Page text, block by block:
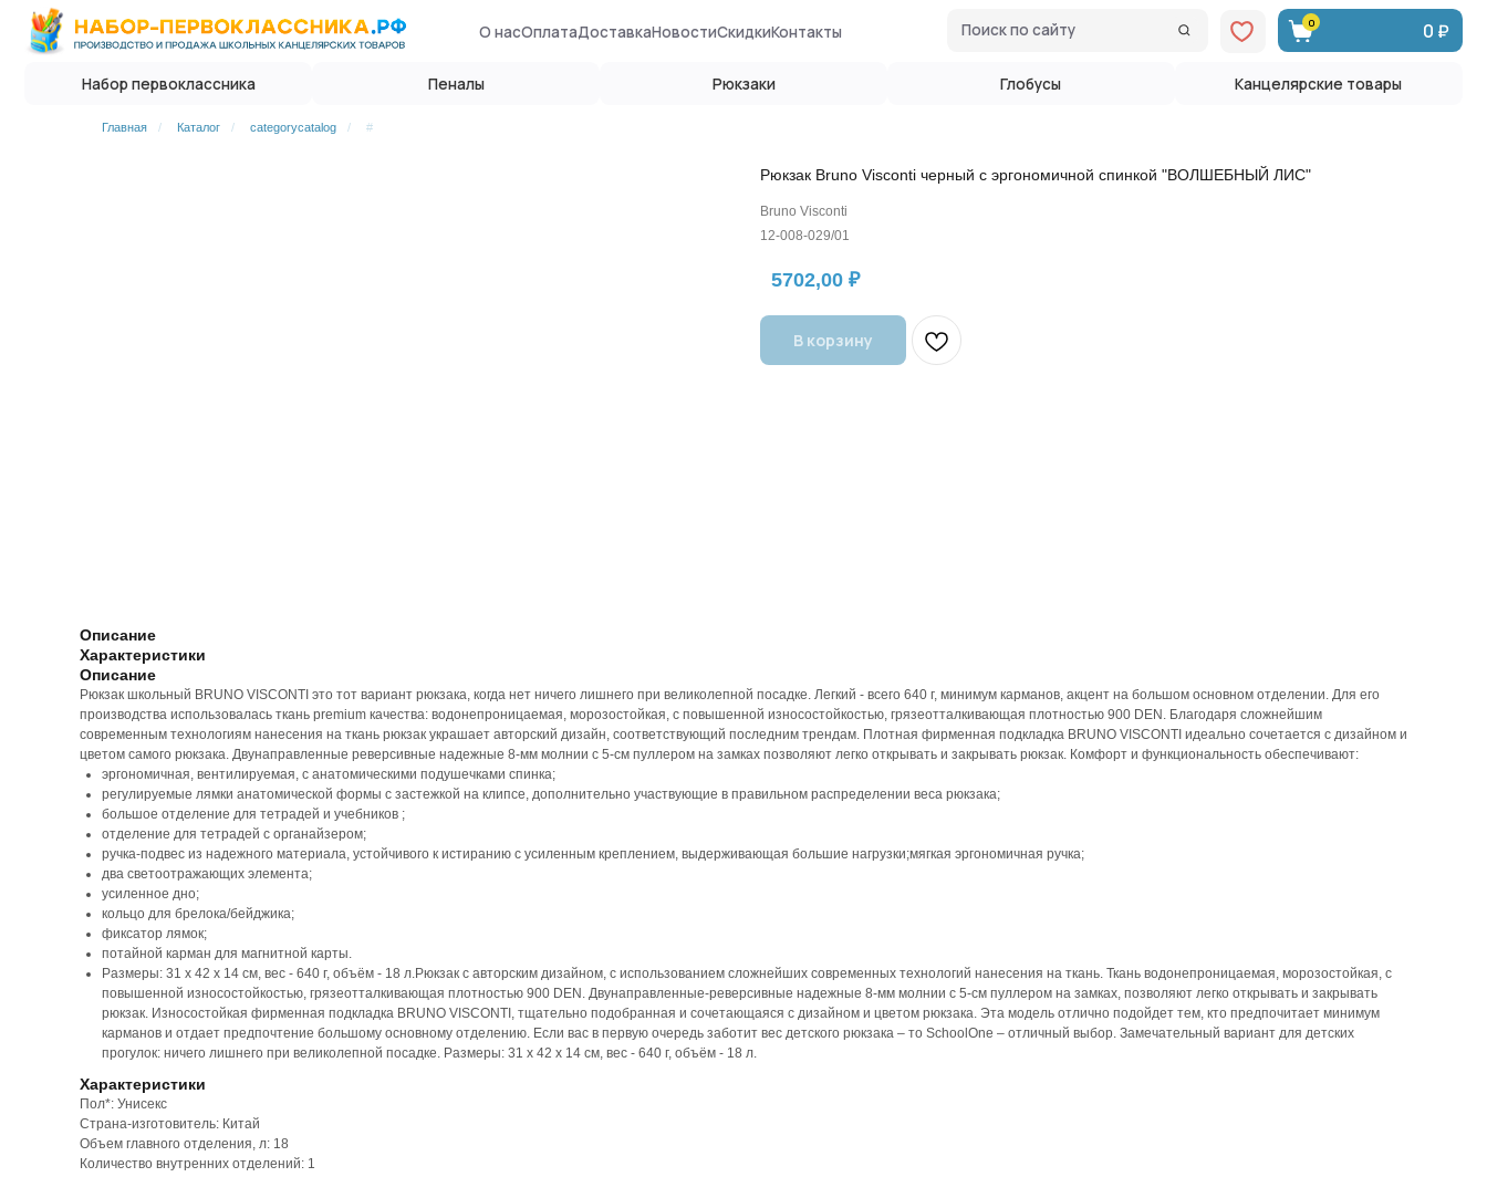
ОплатаДоставкаНовостиСкидкиКонтакты
Набор первоклассника Пеналы Канцелярские товары
0 ₽
Главная / Каталог / categorycatalog / #
Рюкзак Bruno Visconti черный с эргономичной спинкой "ВОЛШЕБНЫЙ ЛИС"
Bruno Visconti
12-008-029/01
5702,00 ₽
В корзину
Описание
Характеристики
Описание
Рюкзак школьный BRUNO VISCONTI это тот вариант рюкзака, когда нет ничего лишнего при великолепной посадке. Легкий - всего 640 г, минимум карманов, акцент на большом основном отделении. Для его
производства использовалась ткань premium качества: водонепроницаемая, морозостойкая, с повышенной износостойкостью, грязеотталкивающая плотностью 900 DEN. Благодаря сложнейшим
современным технологиям нанесения на ткань рюкзак украшает авторский дизайн, соответствующий последним трендам. Плотная фирменная подкладка BRUNO VISCONTI идеально сочетается с дизайном и
цветом самого рюкзака. Двунаправленные реверсивные надежные 8-мм молнии с 5-см пуллером на замках позволяют легко открывать и закрывать рюкзак. Комфорт и функциональность обеспечивают:
эргономичная, вентилируемая, с анатомическими подушечками спинка;
регулируемые лямки анатомической формы с застежкой на клипсе, дополнительно участвующие в правильном распределении веса рюкзака;
большое отделение для тетрадей и учебников ;
отделение для тетрадей с органайзером;
ручка-подвес из надежного материала, устойчивого к истиранию с усиленным креплением, выдерживающая большие нагрузки;мягкая эргономичная ручка;
два светоотражающих элемента;
усиленное дно;
кольцо для брелока/бейджика;
фиксатор лямок;
потайной карман для магнитной карты.
Размеры: 31 х 42 х 14 см, вес - 640 г, объём - 18 л.Рюкзак с авторским дизайном, с использованием сложнейших современных технологий нанесения на ткань. Ткань водонепроницаемая, морозостойкая, с
повышенной износостойкостью, грязеотталкивающая плотностью 900 DEN. Двунаправленные-реверсивные надежные 8-мм молнии с 5-см пуллером на замках, позволяют легко открывать и закрывать
рюкзак. Износостойкая фирменная подкладка BRUNO VISCONTI, тщательно подобранная и сочетающаяся с дизайном и цветом рюкзака. Эта модель отлично подойдет тем, кто предпочитает минимум
карманов и отдает предпочтение большому основному отделению. Если вас в первую очередь заботит вес детского рюкзака – то SchoolOne – отличный выбор. Замечательный вариант для детских
прогулок: ничего лишнего при великолепной посадке. Размеры: 31 х 42 х 14 см, вес - 640 г, объём - 18 л.
Характеристики
Пол*: Унисекс
Страна-изготовитель: Китай
Объем главного отделения, л: 18
Количество внутренних отделений: 1